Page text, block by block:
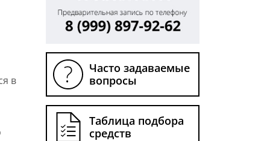
в
Часто задаваемые
вопросы
Таблица подбора
средств